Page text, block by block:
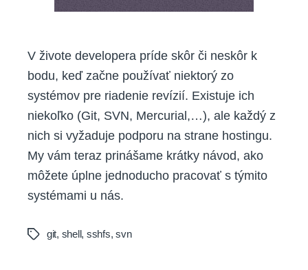
V živote developera príde skôr či neskôr k
bodu, keď začne používať niektorý zo
systémov pre riadenie revízií. Existuje ich
niekoľko (Git, SVN, Mercurial,…), ale každý z
nich si vyžaduje podporu na strane hostingu.
My vám teraz prinášame krátky návod, ako
môžete úplne jednoducho pracovať s týmito
systémami u nás.
Tagsgit, shell, sshfs,svn